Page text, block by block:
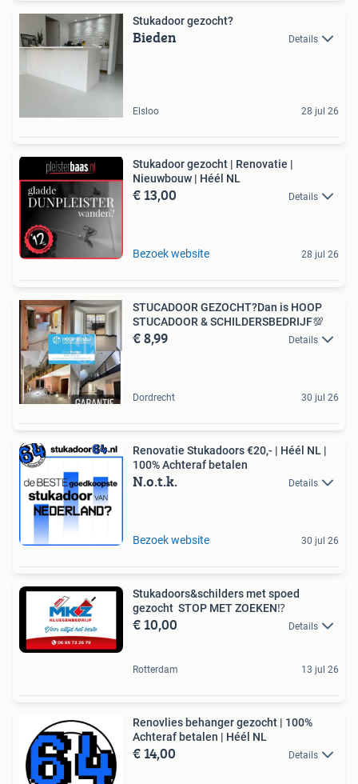
Stukadoor gezocht?
Bieden Details
Elsloo 28 jul 26
Stukadoor gezocht | Renovatie |
Nieuwbouw | Héél NL
€ 13,00 Details
Bezoek website 28 jul 26
STUCADOOR GEZOCHT?Dan is HOOP
STUCADOOR & SCHILDERSBEDRIJF💯
€ 8,99 Details
Dordrecht 30 jul 26
Renovatie Stukadoors €20,- | Héél NL |
100% Achteraf betalen
N.o.t.k. Details
Bezoek website 30 jul 26
Stukadoors&schilders met spoed
gezocht ️ STOP MET ZOEKEN⁉️
€ 10,00 Details
Rotterdam 13 jul 26
Renovlies behanger gezocht | 100%
Achteraf betalen | Héél NL
€ 14,00 Details